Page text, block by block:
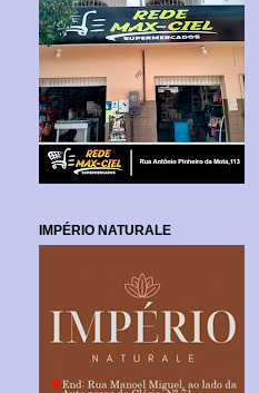
IMPÉRIO NATURALE